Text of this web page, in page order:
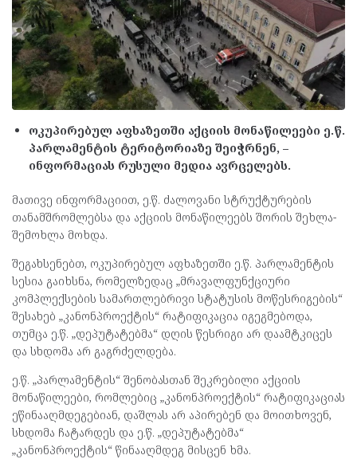
ოკუპირებულ აფხაზეთში აქციის მონაწილეები ე.წ.
პარლამენტის ტერიტორიაზე შეიჭრნენ, –
ინფორმაციას რუსული მედია ავრცელებს.
მათივე ინფორმაციით, ე.წ. ძალოვანი სტრუქტურების
თანამშრომლებსა და აქციის მონაწილეებს შორის შეხლა-
შემოხლა მოხდა.
შეგახსენებთ, ოკუპირებულ აფხაზეთში ე.წ. პარლამენტის
სესია გაიხსნა, რომელზედაც „მრავალფუნქციური
კომპლექსების სამართლებრივი სტატუსის მოწესრიგების“
შესახებ „კანონპროექტის“ რატიფიკაცია იგეგმებოდა,
თუმცა ე.წ. „დეპუტატებმა“ დღის წესრიგი არ დაამტკიცეს
და სხდომა არ გაგრძელდება.
ე.წ. „პარლამენტის“ შენობასთან შეკრებილი აქციის
მონაწილეები, რომლებიც „კანონპროექტის“ რატიფიკაციას
ეწინააღმდეგებიან, დაშლას არ აპირებენ და მოითხოვენ,
სხდომა ჩატარდეს და ე.წ. „დეპუტატებმა“
„კანონპროექტის“ წინააღმდეგ მისცენ ხმა.